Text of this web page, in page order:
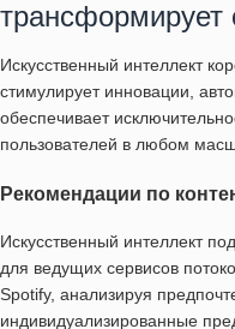
трансформирует
Искусственный интеллект
стимулирует инновации,
обеспечивает
пользователей в любом
Рекомендации по
Искусственный интеллект
для ведущих сервисов
Spotify, анализируя
индивидуализированные